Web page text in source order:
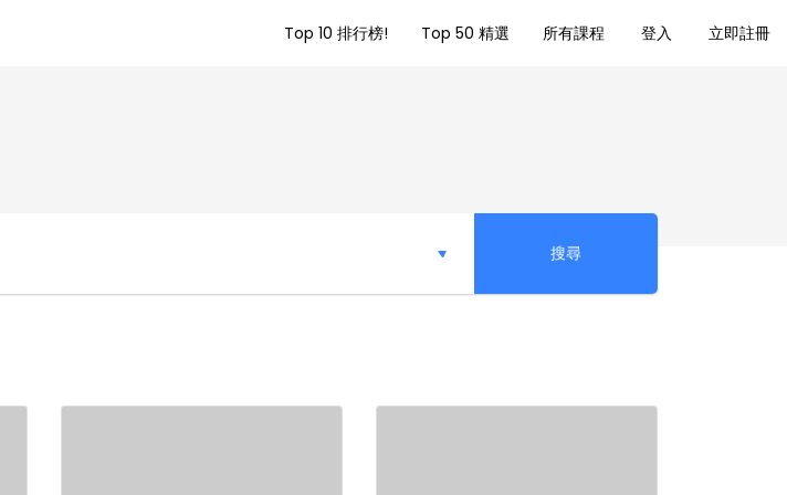
Top 10 排行榜! Top 50 精選 所有課程 登入 立即註冊
搜尋